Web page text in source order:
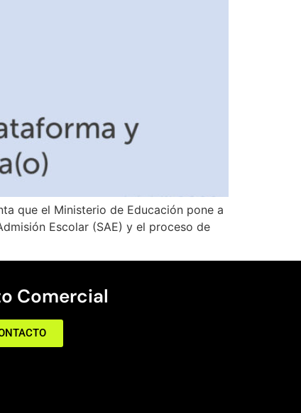
que el Ministerio de Educación pone a
Escolar (SAE) y el proceso de
Comercial